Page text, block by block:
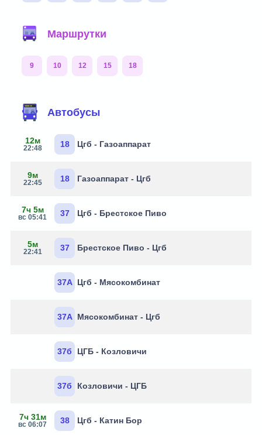
Маршрутки
9 10 12 15 18
Автобусы
12м
22:48 18 Цгб - Газоаппарат
9м
22:45 18 Газоаппарат - Цгб
7ч 5м
вс 05:41 37 Цгб - Брестское Пиво
5м
22:41 37 Брестское Пиво - Цгб
37А Цгб - Мясокомбинат
37А Мясокомбинат - Цгб
37б ЦГБ - Козловичи
37б Козловичи - ЦГБ
7ч 31м
вс 06:07 38 Цгб - Катин Бор